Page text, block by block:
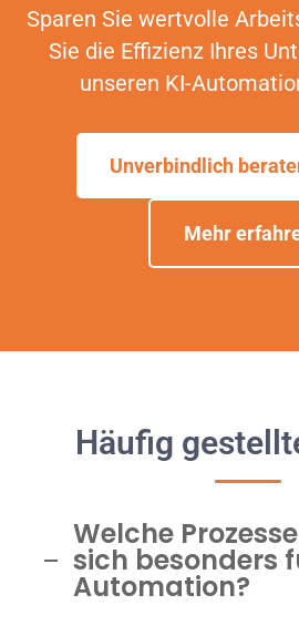
Sparen Sie wertvolle
Sie die Effizienz Ihres
unseren KI-
Unverbindlich
Mehr
Häufig
Welche
sich besonders
Automation?